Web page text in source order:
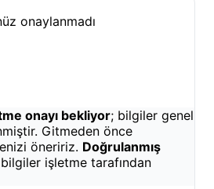
onaylanmadı
onayı bekliyor; bilgiler genel
Gitmeden önce
öneririz. Doğrulanmış
bilgiler işletme tarafından